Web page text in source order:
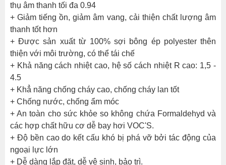
thụ âm thanh tối đa 0.94
+ Giảm tiếng ồn, giảm âm vang, cải thiện chất lượng âm
thanh tốt hơn
+ Được sản xuất từ 100% sợi bông ép polyester thên
thiện với môi trường, có thể tái chế
+ Khả năng cách nhiệt cao, hệ số cách nhiệt R cao: 1,5 -
4.5
+ Khẳ năng chống cháy cao, chống cháy lan tốt
+ Chống nước, chống ẩm móc
+ An toàn cho sức khỏe so không chứa Formaldehyd và
các hợp chất hữu cơ dễ bay hơi VOC'S.
+ Độ bền cao do kết cấu khó bị phá vỡ bởi tác động của
ngoại lực lớn
+ Dễ dàng lắp đặt, dễ vệ sinh, bảo trì.